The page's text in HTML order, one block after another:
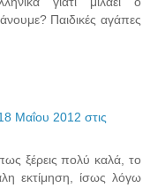
Παιδικές αγάπες
Μαΐου 2012 στις
ξέρεις πολύ καλά, το
εκτίμηση, ίσως λόγω